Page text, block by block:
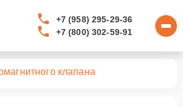
+7 (958) 295-29-36
+7 (800) 302-59-91
клапана